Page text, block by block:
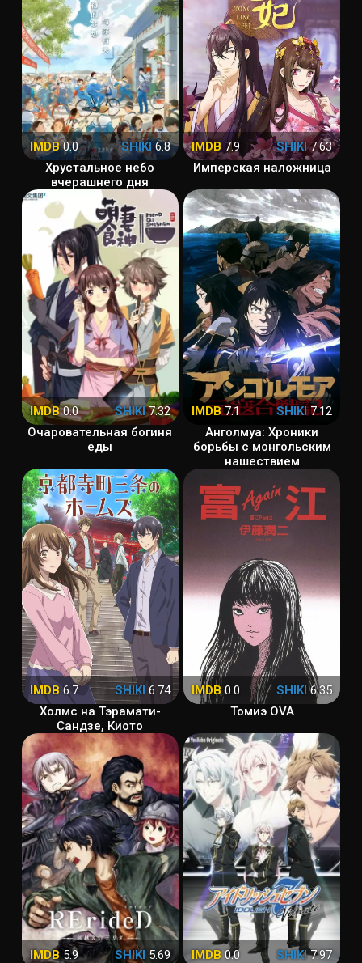
IMDB0.0 SHIKI6.8
Хрустальное небо
вчерашнего дня
IMDB 7.9 SHIKI7.63
Имперская наложница
IMDB0.0 SHIKI7.32
Очаровательная богиня
еды
IMDB7.1 SHIKI7.12
Анголмуа: Хроники
борьбы с монгольским
нашествием
IMDB 6.7 SHIKI 6.74
Холмс на Тэрамати-
Сандзе, Киото
IMDB0.0 SHIKI6.35
Томиэ OVA
IMDB5.9 SHIKI 5.69
IMDB 0.0 SHIKI7.97